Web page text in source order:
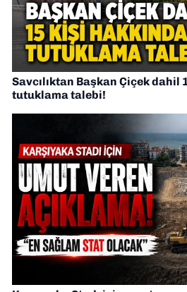
Savcılıktan Başkan Çiçek dahil
tutuklama talebi!